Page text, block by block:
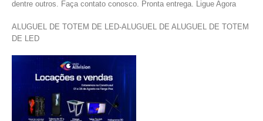
dentre outros. Faça contato conosco. Pronta entrega. Ligue Agora
ALUGUEL DE TOTEM DE LED-ALUGUEL DE ALUGUEL DE TOTEM
DE LED